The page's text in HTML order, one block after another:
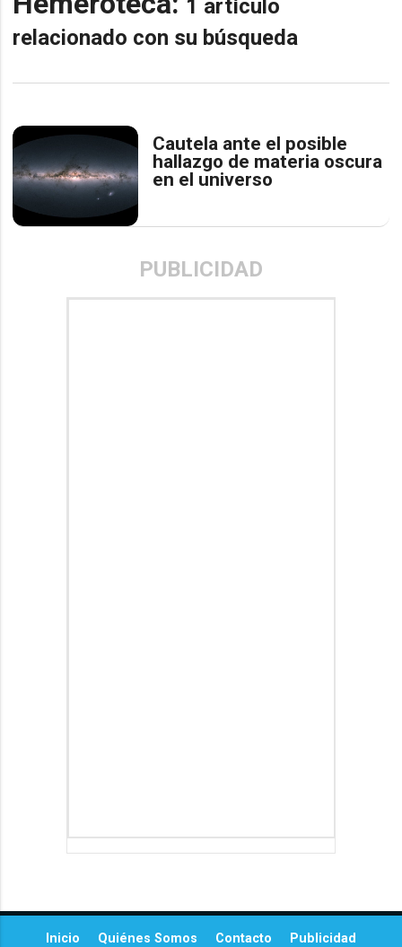
1 artículo
relacionado con su búsqueda
Cautela ante el posible
hallazgo de materia oscura
en el universo
PUBLICIDAD
Inicio Quiénes Somos Contacto
Publicidad